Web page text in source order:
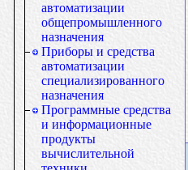
автоматизации
общепромышленного
назначения
Приборы и средства
автоматизации
специализированного
назначения
Программные средства
и информационные
продукты
вычислительной